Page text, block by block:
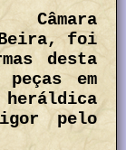
Beira, foi
desta
em
heráldica
pelo